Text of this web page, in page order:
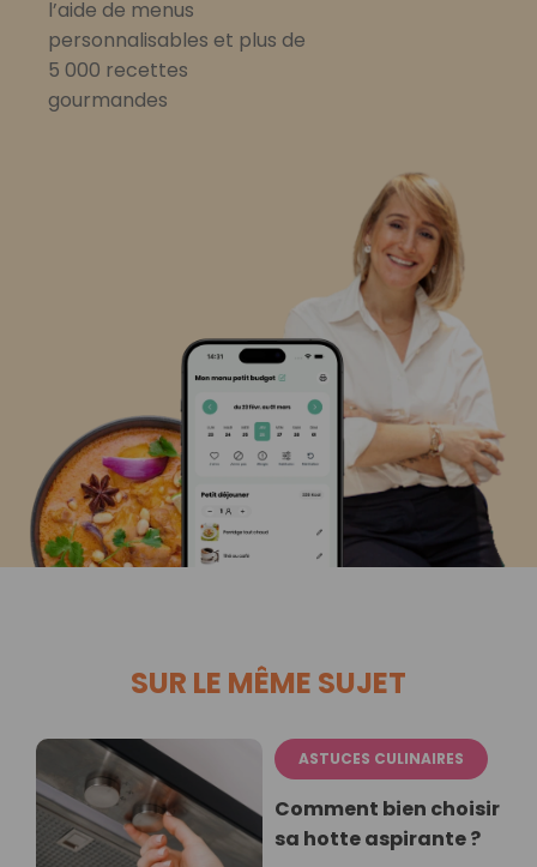
l’aide de menus
personnalisables et plus de
5 000 recettes
gourmandes
SUR LE MÊME SUJET
ASTUCES CULINAIRES
Comment bien choisir
sa hotte aspirante ?